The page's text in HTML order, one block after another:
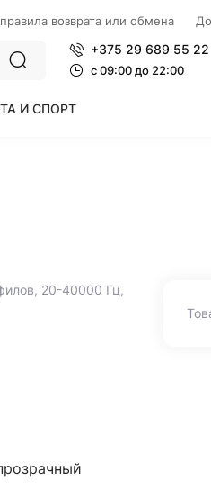
возврата или обмена
+375 29 689 55 22
c 09:00 до 22:00
И СПОРТ
20-40000 Гц,